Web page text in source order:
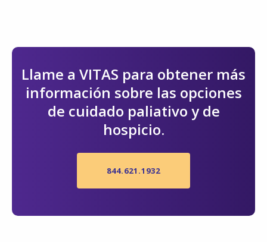
Llame a VITAS para obtener más
información sobre las opciones
de cuidado paliativo y de
hospicio.
844.621.1932